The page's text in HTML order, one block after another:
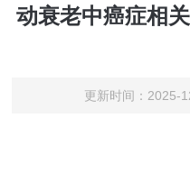
动衰老中癌症相
更新时间：